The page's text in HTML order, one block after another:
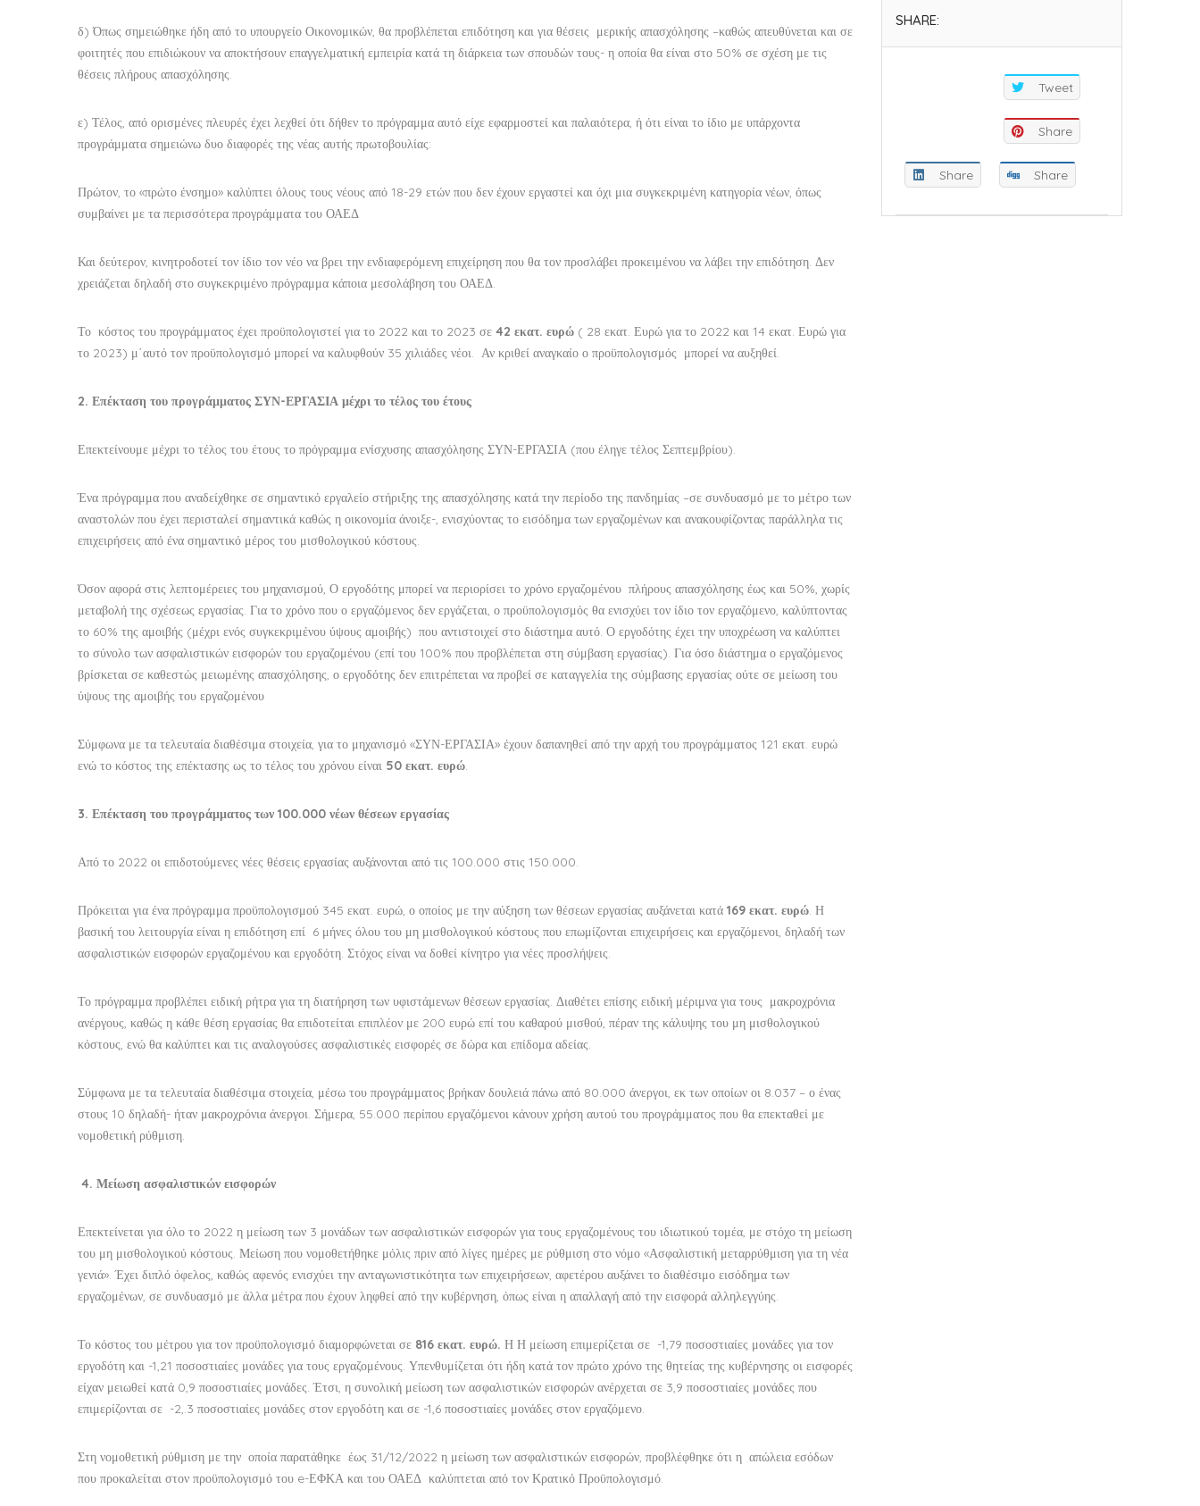
δ) Όπως σημειώθηκε ήδη από το υπουργείο Οικονομικών, θα προβλέπεται επιδότηση και για θέσεις μερικής απασχόλησης –καθώς απευθύνεται και σε
φοιτητές που επιδιώκουν να αποκτήσουν επαγγελματική εμπειρία κατά τη διάρκεια των σπουδών τους- η οποία θα είναι στο 50% σε σχέση με τις
θέσεις πλήρους απασχόλησης.
ε) Τέλος, από ορισμένες πλευρές έχει λεχθεί ότι δήθεν το πρόγραμμα αυτό είχε εφαρμοστεί και παλαιότερα, ή ότι είναι το ίδιο με υπάρχοντα
προγράμματα σημειώνω δυο διαφορές της νέας αυτής πρωτοβουλίας:
Πρώτον, το «πρώτο ένσημο» καλύπτει όλους τους νέους από 18-29 ετών που δεν έχουν εργαστεί και όχι μια συγκεκριμένη κατηγορία νέων, όπως
συμβαίνει με τα περισσότερα προγράμματα του ΟΑΕΔ
Και δεύτερον, κινητροδοτεί τον ίδιο τον νέο να βρει την ενδιαφερόμενη επιχείρηση που θα τον προσλάβει προκειμένου να λάβει την επιδότηση. Δεν
χρειάζεται δηλαδή στο συγκεκριμένο πρόγραμμα κάποια μεσολάβηση του ΟΑΕΔ.
Το κόστος του προγράμματος έχει προϋπολογιστεί για το 2022 και το 2023 σε 42 εκατ. ευρώ ( 28 εκατ. Ευρώ για το 2022 και 14 εκατ. Ευρώ για
το 2023) μ΄αυτό τον προϋπολογισμό μπορεί να καλυφθούν 35 χιλιάδες νέοι. Αν κριθεί αναγκαίο ο προϋπολογισμός μπορεί να αυξηθεί.
2. Επέκταση του προγράμματος ΣΥΝ-ΕΡΓΑΣΙΑ μέχρι το τέλος του έτους
Επεκτείνουμε μέχρι το τέλος του έτους το πρόγραμμα ενίσχυσης απασχόλησης ΣΥΝ-ΕΡΓΑΣΙΑ (που έληγε τέλος Σεπτεμβρίου).
Ένα πρόγραμμα που αναδείχθηκε σε σημαντικό εργαλείο στήριξης της απασχόλησης κατά την περίοδο της πανδημίας –σε συνδυασμό με το μέτρο των
αναστολών που έχει περισταλεί σημαντικά καθώς η οικονομία άνοιξε-, ενισχύοντας το εισόδημα των εργαζομένων και ανακουφίζοντας παράλληλα τις
επιχειρήσεις από ένα σημαντικό μέρος του μισθολογικού κόστους.
Όσον αφορά στις λεπτομέρειες του μηχανισμού, Ο εργοδότης μπορεί να περιορίσει το χρόνο εργαζομένου πλήρους απασχόλησης έως και 50%, χωρίς
μεταβολή της σχέσεως εργασίας. Για το χρόνο που ο εργαζόμενος δεν εργάζεται, ο προϋπολογισμός θα ενισχύει τον ίδιο τον εργαζόμενο, καλύπτοντας
το 60% της αμοιβής (μέχρι ενός συγκεκριμένου ύψους αμοιβής) που αντιστοιχεί στο διάστημα αυτό. Ο εργοδότης έχει την υποχρέωση να καλύπτει
το σύνολο των ασφαλιστικών εισφορών του εργαζομένου (επί του 100% που προβλέπεται στη σύμβαση εργασίας). Για όσο διάστημα ο εργαζόμενος
βρίσκεται σε καθεστώς μειωμένης απασχόλησης, ο εργοδότης δεν επιτρέπεται να προβεί σε καταγγελία της σύμβασης εργασίας ούτε σε μείωση του
ύψους της αμοιβής του εργαζομένου
Σύμφωνα με τα τελευταία διαθέσιμα στοιχεία, για το μηχανισμό «ΣΥΝ-ΕΡΓΑΣΙΑ» έχουν δαπανηθεί από την αρχή του προγράμματος 121 εκατ. ευρώ
ενώ το κόστος της επέκτασης ως το τέλος του χρόνου είναι 50 εκατ. ευρώ.
3. Επέκταση του προγράμματος των 100.000 νέων θέσεων εργασίας
Από το 2022 οι επιδοτούμενες νέες θέσεις εργασίας αυξάνονται από τις 100.000 στις 150.000.
Πρόκειται για ένα πρόγραμμα προϋπολογισμού 345 εκατ. ευρώ, ο οποίος με την αύξηση των θέσεων εργασίας αυξάνεται κατά 169 εκατ. ευρώ. Η
βασική του λειτουργία είναι η επιδότηση επί 6 μήνες όλου του μη μισθολογικού κόστους που επωμίζονται επιχειρήσεις και εργαζόμενοι, δηλαδή των
ασφαλιστικών εισφορών εργαζομένου και εργοδότη. Στόχος είναι να δοθεί κίνητρο για νέες προσλήψεις.
Το πρόγραμμα προβλέπει ειδική ρήτρα για τη διατήρηση των υφιστάμενων θέσεων εργασίας. Διαθέτει επίσης ειδική μέριμνα για τους μακροχρόνια
ανέργους, καθώς η κάθε θέση εργασίας θα επιδοτείται επιπλέον με 200 ευρώ επί του καθαρού μισθού, πέραν της κάλυψης του μη μισθολογικού
κόστους, ενώ θα καλύπτει και τις αναλογούσες ασφαλιστικές εισφορές σε δώρα και επίδομα αδείας.
Σύμφωνα με τα τελευταία διαθέσιμα στοιχεία, μέσω του προγράμματος βρήκαν δουλειά πάνω από 80.000 άνεργοι, εκ των οποίων οι 8.037 – ο ένας
στους 10 δηλαδή- ήταν μακροχρόνια άνεργοι. Σήμερα, 55.000 περίπου εργαζόμενοι κάνουν χρήση αυτού του προγράμματος που θα επεκταθεί με
νομοθετική ρύθμιση.
4. Μείωση ασφαλιστικών εισφορών
Επεκτείνεται για όλο το 2022 η μείωση των 3 μονάδων των ασφαλιστικών εισφορών για τους εργαζομένους του ιδιωτικού τομέα, με στόχο τη μείωση
του μη μισθολογικού κόστους. Μείωση που νομοθετήθηκε μόλις πριν από λίγες ημέρες με ρύθμιση στο νόμο «Ασφαλιστική μεταρρύθμιση για τη νέα
γενιά». Έχει διπλό όφελος, καθώς αφενός ενισχύει την ανταγωνιστικότητα των επιχειρήσεων, αφετέρου αυξάνει το διαθέσιμο εισόδημα των
εργαζομένων, σε συνδυασμό με άλλα μέτρα που έχουν ληφθεί από την κυβέρνηση, όπως είναι η απαλλαγή από την εισφορά αλληλεγγύης.
Το κόστος του μέτρου για τον προϋπολογισμό διαμορφώνεται σε 816 εκατ. ευρώ. Η Η μείωση επιμερίζεται σε -1,79 ποσοστιαίες μονάδες για τον
εργοδότη και -1,21 ποσοστιαίες μονάδες για τους εργαζομένους. Υπενθυμίζεται ότι ήδη κατά τον πρώτο χρόνο της θητείας της κυβέρνησης οι εισφορές
είχαν μειωθεί κατά 0,9 ποσοστιαίες μονάδες. Έτσι, η συνολική μείωση των ασφαλιστικών εισφορών ανέρχεται σε 3,9 ποσοστιαίες μονάδες που
επιμερίζονται σε -2,.3 ποσοστιαίες μονάδες στον εργοδότη και σε -1,6 ποσοστιαίες μονάδες στον εργαζόμενο.
Στη νομοθετική ρύθμιση με την οποία παρατάθηκε έως 31/12/2022 η μείωση των ασφαλιστικών εισφορών, προβλέφθηκε ότι η απώλεια εσόδων
που προκαλείται στον προϋπολογισμό του e-ΕΦΚΑ και του ΟΑΕΔ καλύπτεται από τον Κρατικό Προϋπολογισμό.
SHARE:
Tweet
Share
Share Share